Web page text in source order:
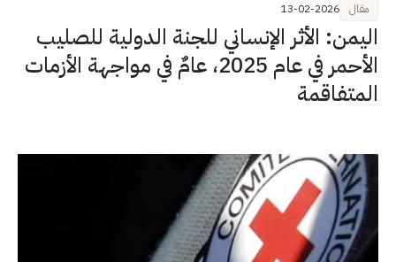
اليمن: الأثر الإنساني للجنة الدولية للصليب
الأحمر في عام 2025، عامٌ في مواجهة الأزمات
المتفاقمة
مقال 13-02-2026